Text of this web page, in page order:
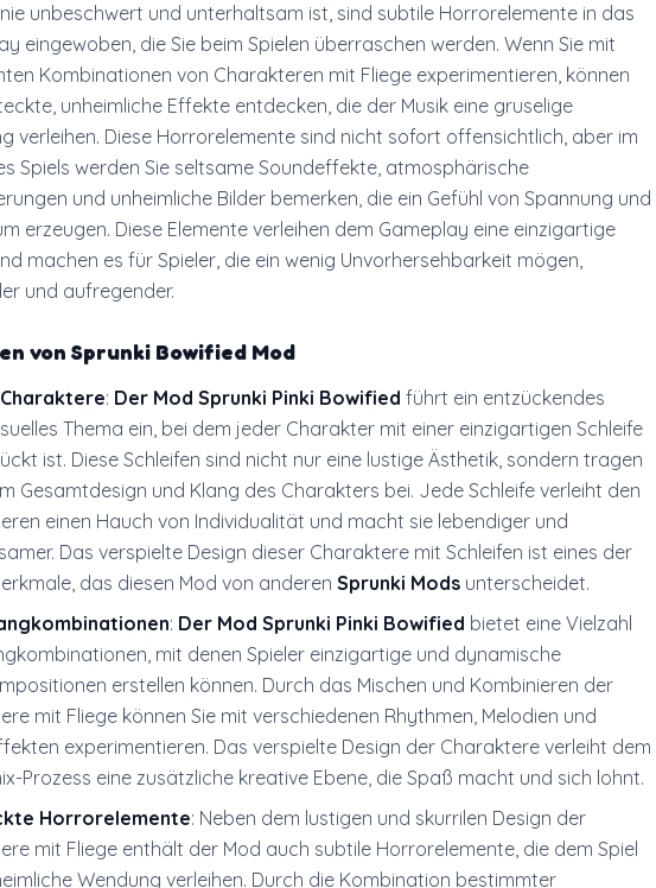
unbeschwert und unterhaltsam ist, sind subtile Horrorelemente in das
eingewoben, die Sie beim Spielen überraschen werden. Wenn Sie mit
Kombinationen von Charakteren mit Fliege experimentieren, können
unheimliche Effekte entdecken, die der Musik eine gruselige
verleihen. Diese Horrorelemente sind nicht sofort offensichtlich, aber im
Spiels werden Sie seltsame Soundeffekte, atmosphärische
und unheimliche Bilder bemerken, die ein Gefühl von Spannung und
erzeugen. Diese Elemente verleihen dem Gameplay eine einzigartige
machen es für Spieler, die ein wenig Unvorhersehbarkeit mögen,
und aufregender.
von Sprunki Bowified Mod
: Der Mod Sprunki Pinki Bowified führt ein entzückendes
Thema ein, bei dem jeder Charakter mit einer einzigartigen Schleife
ist. Diese Schleifen sind nicht nur eine lustige Ästhetik, sondern tragen
Gesamtdesign und Klang des Charakters bei. Jede Schleife verleiht den
einen Hauch von Individualität und macht sie lebendiger und
Das verspielte Design dieser Charaktere mit Schleifen ist eines der
das diesen Mod von anderen Sprunki Mods unterscheidet.
: Der Mod Sprunki Pinki Bowified bietet eine Vielzahl
mit denen Spieler einzigartige und dynamische
erstellen können. Durch das Mischen und Kombinieren der
mit Fliege können Sie mit verschiedenen Rhythmen, Melodien und
experimentieren. Das verspielte Design der Charaktere verleiht dem
Prozess eine zusätzliche kreative Ebene, die Spaß macht und sich lohnt.
Horrorelemente: Neben dem lustigen und skurrilen Design der
mit Fliege enthält der Mod auch subtile Horrorelemente, die dem Spiel
Wendung verleihen. Durch die Kombination bestimmter